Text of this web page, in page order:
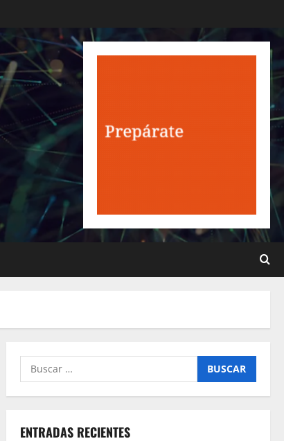
Buscar
por:
ENTRADAS RECIENTES